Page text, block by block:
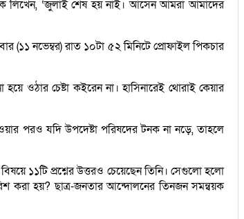
লিখেন, ‘জুলাই শেষ হয় নাই। আসেন আমরা আমাদের
নভেম্বর) রাত ১০টা ৫২ মিনিটে প্রোফাইল পিকচার
ওঠার চেষ্টা কইরেন না। হাসিনারেই থোরাই কেয়ার
পরও যদি উপদেষ্টা পরিষদের টনক না নড়ে, তাহলে
১১টি প্রশ্নের উত্তরও চেয়েছেন তিনি। সেগুলো হলো
করা হয়? ছাত্র-জনতার আন্দোলনের তিনজন সমন্বয়ক